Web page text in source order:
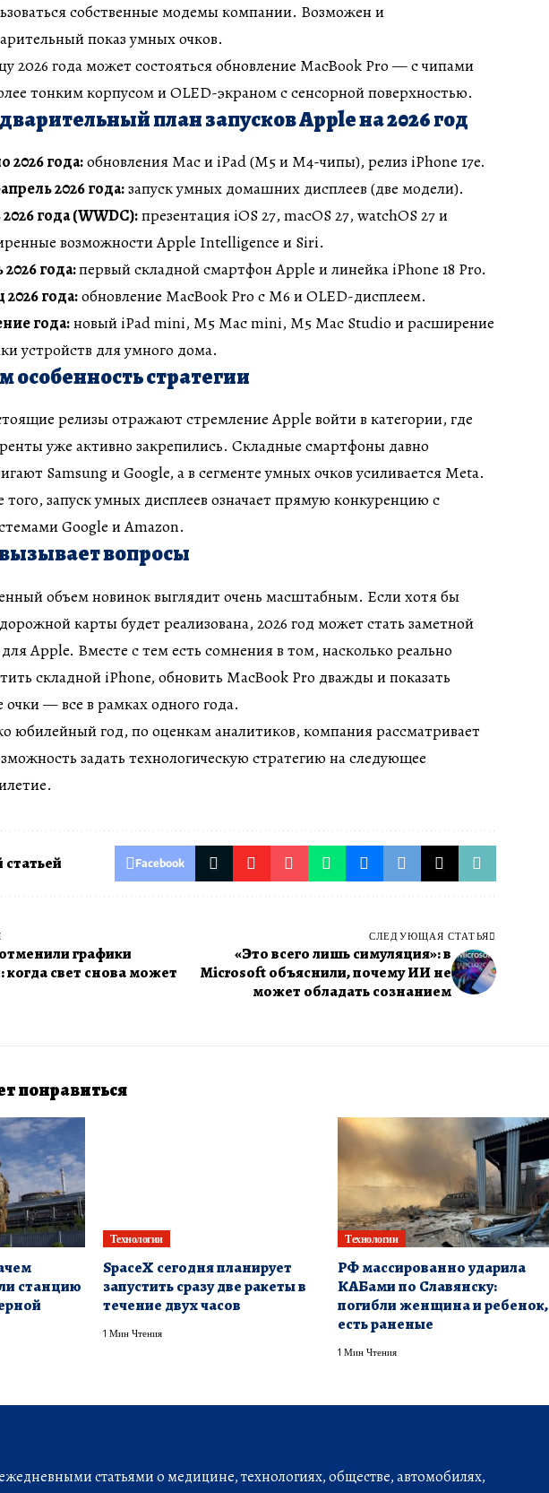
собственные модемы компании. Возможен и
показ умных очков.
2026 года может состояться обновление MacBook Pro — с чипами
тонким корпусом и OLED-экраном с сенсорной поверхностью.
план запусков Apple на 2026 год
2026 года:обновления Mac и iPad (M5 и M4-чипы), релиз iPhone 17e.
2026 года:запуск умных домашних дисплеев (две модели).
года (WWDC):презентация iOS 27, macOS 27, watchOS 27 и
возможности Apple Intelligence и Siri.
года:первый складной смартфон Apple и линейка iPhone 18 Pro.
года:обновление MacBook Pro с M6 и OLED-дисплеем.
года:новый iPad mini, M5 Mac mini, M5 Mac Studio и расширение
устройств для умного дома.
особенность стратегии
релизы отражают стремление Apple войти в категории, где
уже активно закрепились. Складные смартфоны давно
Samsung и Google, а в сегменте умных очков усиливается Meta.
того, запуск умных дисплеев означает прямую конкуренцию с
Google и Amazon.
вопросы
объем новинок выглядит очень масштабным. Если хотя бы
карты будет реализована, 2026 год может стать заметной
Apple. Вместе с тем есть сомнения в том, насколько реально
складной iPhone, обновить MacBook Pro дважды и показать
— все в рамках одного года.
юбилейный год, по оценкам аналитиков, компания рассматривает
задать технологическую стратегию на следующее
Facebook
графики
свет снова может
СЛЕДУЮЩАЯ СТАТЬЯ
«Это всего лишь симуляция»: в
Microsoft объяснили, почему ИИ не
может обладать сознанием
понравиться
станцию
Технологии
SpaceX сегодня планирует
запустить сразу две ракеты в
течение двух часов
1 Мин Чтения
Технологии
РФ массированно ударила
КАБами по Славянску:
погибли женщина и ребенок,
есть раненые
1 Мин Чтения
статьями о медицине, технологиях, обществе, автомобилях,